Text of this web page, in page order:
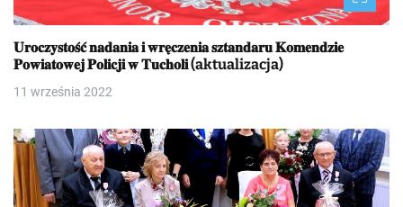
𝐔𝐫𝐨𝐜𝐳𝐲𝐬𝐭𝐨𝐬́𝐜́ 𝐧𝐚𝐝𝐚𝐧𝐢𝐚 𝐢 𝐰𝐫𝐞̨𝐜𝐳𝐞𝐧𝐢𝐚 𝐬𝐳𝐭𝐚𝐧𝐝𝐚𝐫𝐮 𝐊𝐨𝐦𝐞𝐧𝐝𝐳𝐢𝐞
𝐏𝐨𝐰𝐢𝐚𝐭𝐨𝐰𝐞𝐣 𝐏𝐨𝐥𝐢𝐜𝐣𝐢 𝐰 𝐓𝐮𝐜𝐡𝐨𝐥𝐢 (aktualizacja)
11 września 2022